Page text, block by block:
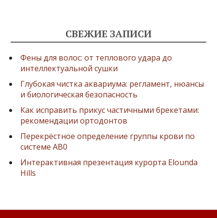
СВЕЖИЕ ЗАПИСИ
Фены для волос: от теплового удара до
интеллектуальной сушки
Глубокая чистка аквариума: регламент, нюансы
и биологическая безопасность
Как исправить прикус частичными брекетами:
рекомендации ортодонтов
Перекрёстное определение группы крови по
системе AB0
Интерактивная презентация курорта Elounda
Hills